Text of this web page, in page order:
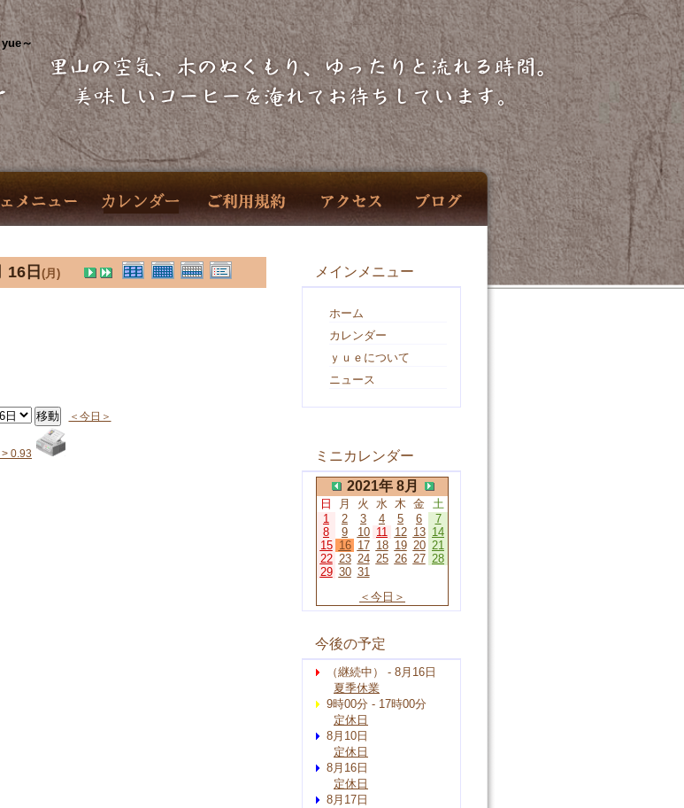
～
16日 (月)
＜今日＞
0.93
メインメニュー
ホーム
カレンダー
ｙｕｅについて
ニュース
ミニカレンダー
2021年 8月
日 月 火 水 木 金 土
1
2 3 4 5 6
7
8
9 10 11 12 13 14
15 16 17 18 19 20 21
22 23 24 25 26 27 28
29 30 31
＜今日＞
今後の予定
（継続中） - 8月16日
夏季休業
9時00分 - 17時00分
定休日
8月10日
定休日
8月16日
定休日
8月17日